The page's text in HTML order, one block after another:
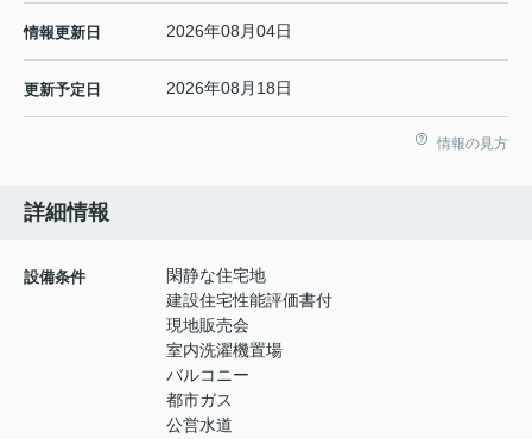
情報更新日 2026年08月04日
更新予定日 2026年08月18日
情報の見方
詳細情報
設備条件
閑静な住宅地
建設住宅性能評価書付
現地販売会
室内洗濯機置場
バルコニー
都市ガス
公営水道